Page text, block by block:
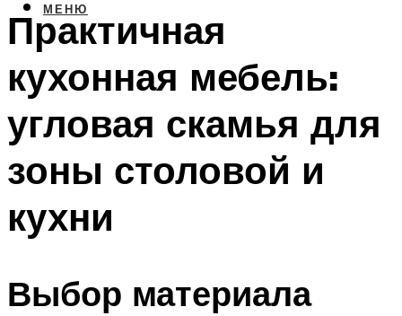
МЕНЮ
Практичная
кухонная мебель:
угловая скамья для
зоны столовой и
кухни
Выбор материала